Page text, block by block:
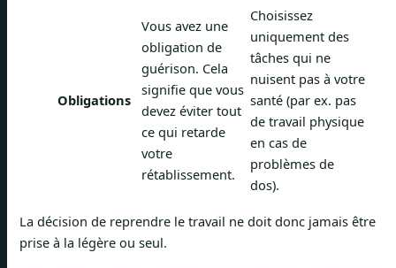
Obligations
Vous avez une
obligation de
guérison. Cela
signifie que vous
devez éviter tout
ce qui retarde
votre
rétablissement.
Choisissez
uniquement des
tâches qui ne
nuisent pas à votre
santé (par ex. pas
de travail physique
en cas de
problèmes de
dos).
La décision de reprendre le travail ne doit donc jamais être
prise à la légère ou seul.